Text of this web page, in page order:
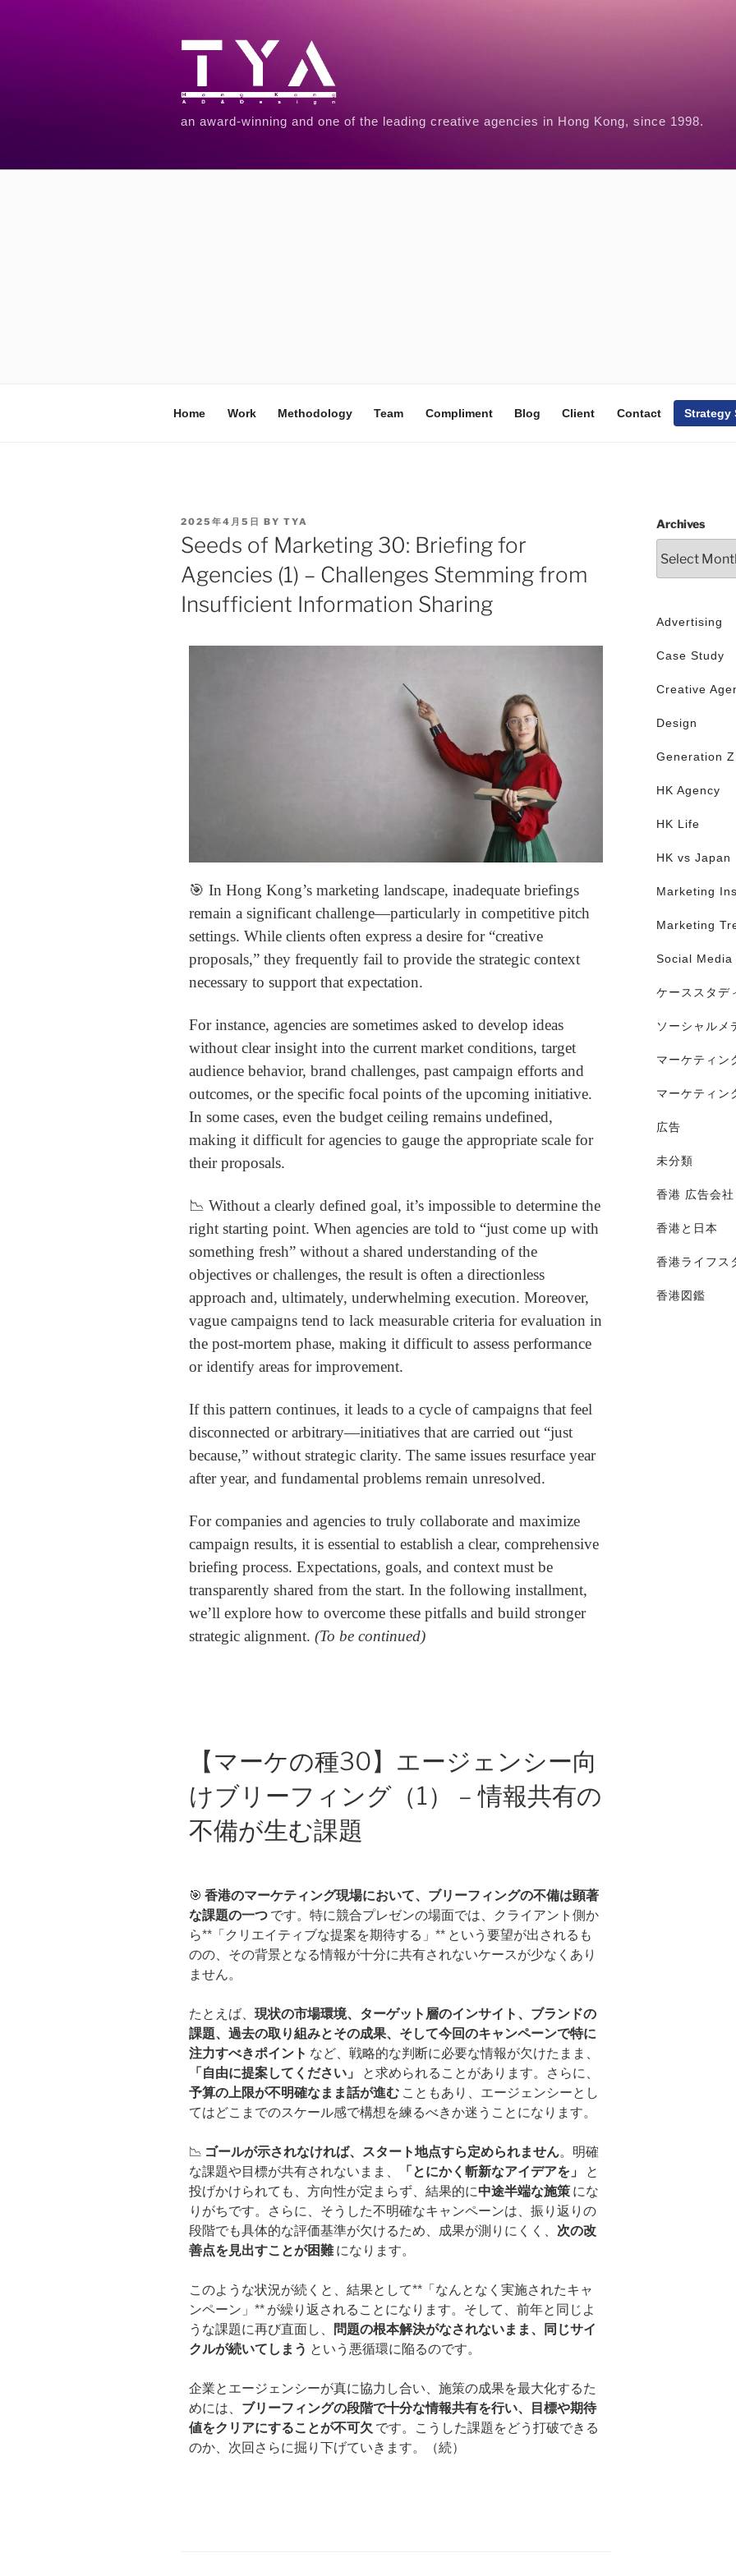
an award-winning and one of the leading creative agencies in Hong Kong, since 1998.
Home Work Methodology Team Compliment Blog Client Contact Strategy
2025年4月5日 BY TYA
Seeds of Marketing 30: Briefing for
Agencies (1) – Challenges Stemming from
Insufficient Information Sharing
🎯 In Hong Kong’s marketing landscape, inadequate briefings
remain a significant challenge—particularly in competitive pitch
settings. While clients often express a desire for “creative
proposals,” they frequently fail to provide the strategic context
necessary to support that expectation.
For instance, agencies are sometimes asked to develop ideas
without clear insight into the current market conditions, target
audience behavior, brand challenges, past campaign efforts and
outcomes, or the specific focal points of the upcoming initiative.
In some cases, even the budget ceiling remains undefined,
making it difficult for agencies to gauge the appropriate scale for
their proposals.
📉 Without a clearly defined goal, it’s impossible to determine the
right starting point. When agencies are told to “just come up with
something fresh” without a shared understanding of the
objectives or challenges, the result is often a directionless
approach and, ultimately, underwhelming execution. Moreover,
vague campaigns tend to lack measurable criteria for evaluation in
the post-mortem phase, making it difficult to assess performance
or identify areas for improvement.
If this pattern continues, it leads to a cycle of campaigns that feel
disconnected or arbitrary—initiatives that are carried out “just
because,” without strategic clarity. The same issues resurface year
after year, and fundamental problems remain unresolved.
For companies and agencies to truly collaborate and maximize
campaign results, it is essential to establish a clear, comprehensive
briefing process. Expectations, goals, and context must be
transparently shared from the start. In the following installment,
we’ll explore how to overcome these pitfalls and build stronger
strategic alignment. (To be continued)
【マーケの種30】エージェンシー向
けブリーフィング（1） – 情報共有の
不備が生む課題
🎯 香港のマーケティング現場において、ブリーフィングの不備は顕著
な課題の一つ です。特に競合プレゼンの場面では、クライアント側か
ら**「クリエイティブな提案を期待する」** という要望が出されるも
のの、その背景となる情報が十分に共有されないケースが少なくあり
ません。
たとえば、 現状の市場環境、ターゲット層のインサイト、ブランドの
課題、過去の取り組みとその成果、そして今回のキャンペーンで特に
注力すべきポイント など、戦略的な判断に必要な情報が欠けたまま、
「自由に提案してください」
と求められることがあります。さらに、
予算の上限が不明確なまま話が進む こともあり、エージェンシーとし
てはどこまでのスケール感で構想を練るべきか迷うことになります。
📉 ゴールが示されなければ、スタート地点すら定められません。明確
な課題や目標が共有されないまま、
「とにかく斬新なアイデアを」
と
投げかけられても、方向性が定まらず、結果的に中途半端な施策 にな
りがちです。さらに、そうした不明確なキャンペーンは、振り返りの
段階でも具体的な評価基準が欠けるため、成果が測りにくく、 次の改
善点を見出すことが困難になります。
このような状況が続くと、結果として**「なんとなく実施されたキャ
ンペーン」** が繰り返されることになります。そして、前年と同じよ
うな課題に再び直面し、
問題の根本解決がなされないまま、同じサイ
クルが続いてしまう という悪循環に陥るのです。
企業とエージェンシーが真に協力し合い、施策の成果を最大化するた
めには、 ブリーフィングの段階で十分な情報共有を行い、目標や期待
値をクリアにすることが不可欠 です。こうした課題をどう打破できる
のか、次回さらに掘り下げていきます。（続）
Archives
Advertising
Case Study
Creative
Design
Generation Z
HK Agency
HK Life
HK vs Japan
Marketing
Marketing
Social Media
ケーススタデ
ソーシャルメ
マーケティン
マーケティン
広告
未分類
香港 広告会社
香港と日本
香港ライフス
香港図鑑